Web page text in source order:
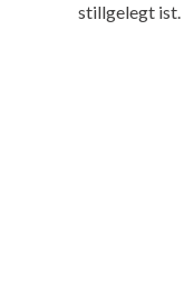
stillgelegt ist.